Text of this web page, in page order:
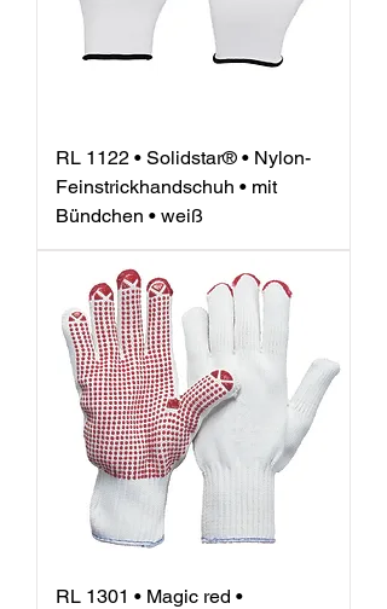
RL 1122 • Solidstar® • Nylon-
Feinstrickhandschuh • mit
Bündchen • weiß
RL 1301 • Magic red •